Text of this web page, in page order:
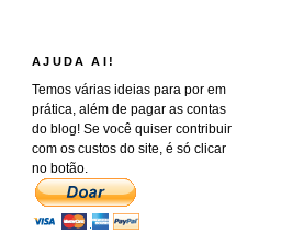
AJUDA AI!
Temos várias ideias para por em
prática, além de pagar as contas
do blog! Se você quiser contribuir
com os custos do site, é só clicar
no botão.